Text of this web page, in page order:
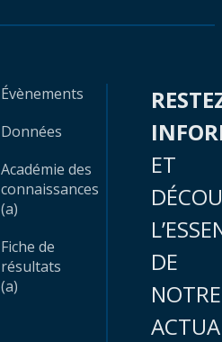
Évènements
Données
Académie des
connaissances
(a)
Fiche de
résultats
(a)
ET
DE
NOTRE